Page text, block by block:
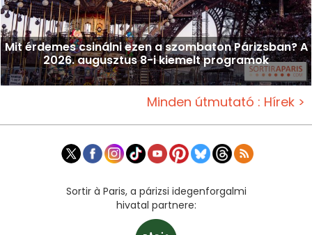
Mit érdemes csinálni ezen a szombaton Párizsban? A
2026. augusztus 8-i kiemelt programok
Minden útmutató : Hírek >
Sortir à Paris, a párizsi idegenforgalmi
hivatal partnere: